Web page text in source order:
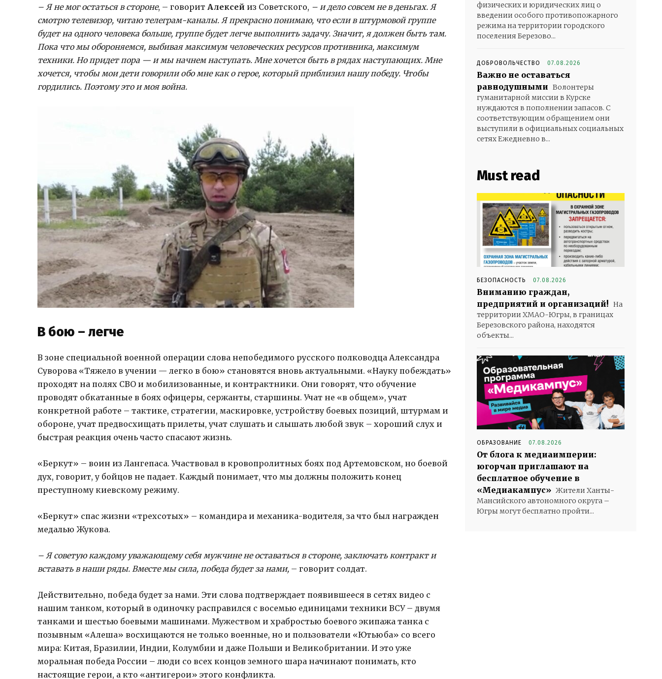
– Я не мог остаться в стороне, – говорит Алексей из Советского, – и дело совсем не в деньгах. Я
смотрю телевизор, читаю телеграм-каналы. Я прекрасно понимаю, что если в штурмовой группе
будет на одного человека больше, группе будет легче выполнить задачу. Значит, я должен быть там.
Пока что мы обороняемся, выбивая максимум человеческих ресурсов противника, максимум
техники. Но придет пора — и мы начнем наступать. Мне хочется быть в рядах наступающих. Мне
хочется, чтобы мои дети говорили обо мне как о герое, который приблизил нашу победу. Чтобы
гордились. Поэтому это и моя война.
В бою – легче
В зоне специальной военной операции слова непобедимого русского полководца Александра
Суворова «Тяжело в учении — легко в бою» становятся вновь актуальными. «Науку побеждать»
проходят на полях СВО и мобилизованные, и контрактники. Они говорят, что обучение
проводят обкатанные в боях офицеры, сержанты, старшины. Учат не «в общем», учат
конкретной работе – тактике, стратегии, маскировке, устройству боевых позиций, штурмам и
обороне, учат предвосхищать прилеты, учат слушать и слышать любой звук – хороший слух и
быстрая реакция очень часто спасают жизнь.
«Беркут» – воин из Лангепаса. Участвовал в кровопролитных боях под Артемовском, но боевой
дух, говорит, у бойцов не падает. Каждый понимает, что мы должны положить конец
преступному киевскому режиму.
«Беркут» спас жизни «трехсотых» – командира и механика-водителя, за что был награжден
медалью Жукова.
– Я советую каждому уважающему себя мужчине не оставаться в стороне, заключать контракт и
вставать в наши ряды. Вместе мы сила, победа будет за нами, – говорит солдат.
Действительно, победа будет за нами. Эти слова подтверждает появившееся в сетях видео с
нашим танком, который в одиночку расправился с восемью единицами техники ВСУ – двумя
танками и шестью боевыми машинами. Мужеством и храбростью боевого экипажа танка с
позывным «Алеша» восхищаются не только военные, но и пользователи «Ютьюба» со всего
мира: Китая, Бразилии, Индии, Колумбии и даже Польши и Великобритании. И это уже
моральная победа России – люди со всех концов земного шара начинают понимать, кто
настоящие герои, а кто «антигерои» этого конфликта.
физических и юридических лиц о
введении особого противопожарного
режима на территории городского
поселения Березово...
ДОБРОВОЛЬЧЕСТВО 07.08.2026
Важно не оставаться
равнодушными Волонтеры
гуманитарной миссии в Курске
нуждаются в пополнении запасов. С
соответствующим обращением они
выступили в официальных социальных
сетях Ежедневно в...
Must read
БЕЗОПАСНОСТЬ 07.08.2026
Вниманию граждан,
предприятий и организаций! На
территории ХМАО-Югры, в границах
Березовского района, находятся
объекты...
ОБРАЗОВАНИЕ 07.08.2026
От блога к медиаимперии:
югорчан приглашают на
бесплатное обучение в
«Медиакампус» Жители Ханты-
Мансийского автономного округа –
Югры могут бесплатно пройти...